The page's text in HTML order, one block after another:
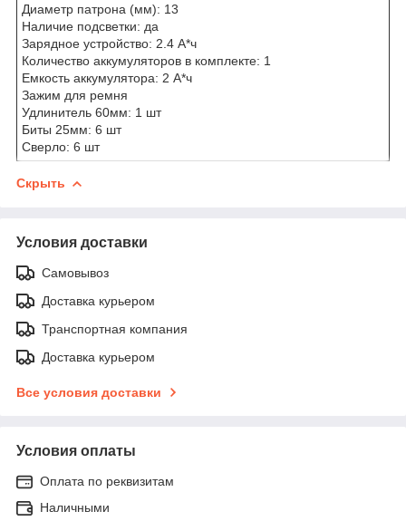
Диаметр патрона (мм): 13
Наличие подсветки: да
Зарядное устройство: 2.4 А*ч
Количество аккумуляторов в комплекте: 1
Емкость аккумулятора: 2 А*ч
Зажим для ремня
Удлинитель 60мм: 1 шт
Биты 25мм: 6 шт
Сверло: 6 шт
Скрыть
Условия доставки
Самовывоз
Доставка курьером
Транспортная компания
Доставка курьером
Все условия доставки
Условия оплаты
Оплата по реквизитам
Наличными